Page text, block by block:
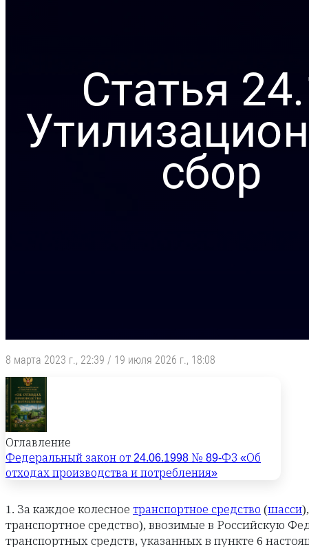
8 марта 2023 г., 22:39 / 19 июля 2026 г., 18:08
Оглавление
Федеральный закон от 24.06.1998 № 89-ФЗ «Об
отходах производства и потребления»
1. За каждое колесное транспортное средство (шасси
транспортное средство), ввозимые в Российскую
транспортных средств, указанных в пункте 6